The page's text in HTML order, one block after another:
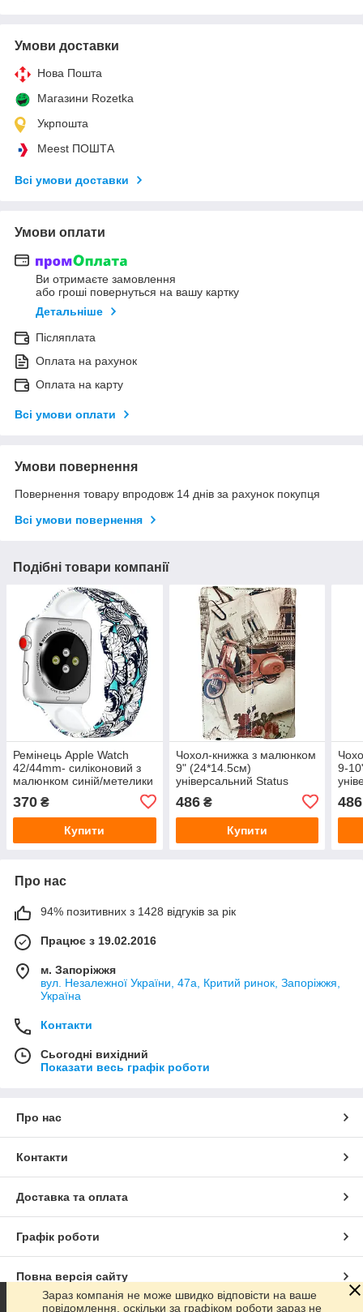
Умови доставки
Нова Пошта
Магазини Rozetka
Укрпошта
Meest ПОШТА
Всі умови доставки
Умови оплати
Ви отримаєте замовлення
або гроші повернуться на вашу картку
Детальніше
Післяплата
Оплата на рахунок
Оплата на карту
Всі умови оплати
Умови повернення
Повернення товару впродовж 14 днів за рахунок покупця
Всі умови повернення
Подібні товари компанії
Ремінець Apple Watch
42/44mm- силіконовий з
малюнком синій/метелики
370 ₴
Купити
Чохол-книжка з малюнком
9" (24*14.5см)
універсальний Status
486₴
Купити
9-
486
Про нас
94% позитивних з 1428 відгуків за рік
Працює з 19.02.2016
м. Запоріжжя
вул. Незалежної України, 47а, Критий ринок, Запоріжжя,
Україна
Контакти
Сьогодні вихідний
Показати весь графік роботи
Про нас
Контакти
Доставка та оплата
Графік роботи
Повна версія сайту
Зараз компанія не може швидко відповісти на ваше
повідомлення, оскільки за графіком роботи зараз не